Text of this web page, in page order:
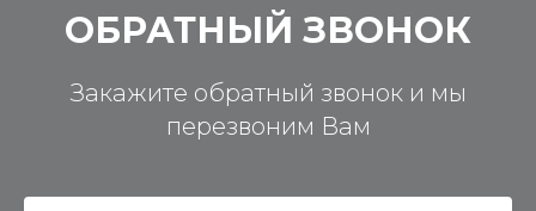
ОБРАТНЫЙ ЗВОНОК
Закажите обратный звонок и мы
перезвоним Вам